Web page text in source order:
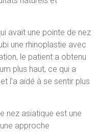
avait une pointe de nez
une rhinoplastie avec
le patient a obtenu
plus haut, ce qui a
l’a aidé à se sentir plus
nez asiatique est une
approche